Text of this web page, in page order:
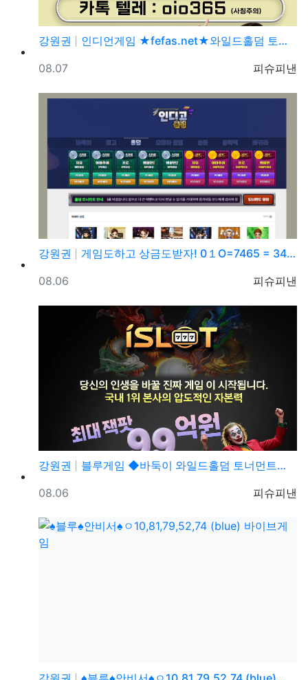
강원권
인디언게임 ★fefas.net★와일드홀덤 토너먼트 섹­…
등록자
피슈피낸
등록일
08.07
강원권
게임도하고 상금도받자! 0１O=7465 = 3464 …
등록자
피슈피낸
등록일
08.06
강원권
블루게임 ◆바둑이 와일드홀덤 토너먼트◆ pshotgam…
등록자
피슈피낸
등록일
08.06